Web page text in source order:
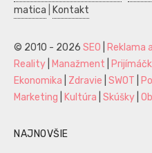
matica
Kontakt
© 2010 - 2026 SEO Reklama
Reality
Manažment
Ekonomika
Zdravie SWOT
Marketing
Kultúra Skúšky
NAJNOVŠIE